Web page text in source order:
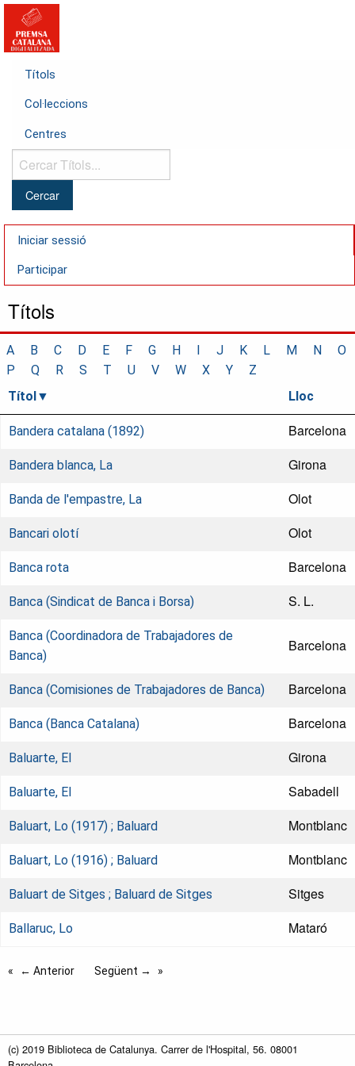
Títols
Col·leccions
Centres
Cercar
Títols...
Iniciar sessió
Participar
Títols
A B C D E F G H I J K L M N
O
P
Q R S T U V W X Y
Z
Títol
Lloc
Bandera catalana (1892) Barcelona
Bandera blanca, La Girona
Banda de l'empastre, La Olot
Bancari olotí Olot
Banca rota Barcelona
Banca (Sindicat de Banca i Borsa) S. L.
Banca (Coordinadora de Trabajadores de
Banca)
Barcelona
Banca (Comisiones de Trabajadores de Banca) Barcelona
Banca (Banca Catalana) Barcelona
Baluarte, El Girona
Baluarte, El Sabadell
Baluart, Lo (1917) ; Baluard Montblanc
Baluart, Lo (1916) ; Baluard Montblanc
Baluart de Sitges ; Baluard de Sitges Sitges
Ballaruc, Lo Mataró
← Anterior Següent →
(c) 2019 Biblioteca de Catalunya. Carrer de l'Hospital, 56. 08001